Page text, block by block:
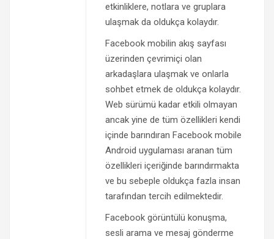
etkinliklere, notlara ve gruplara
ulaşmak da oldukça kolaydır.
Facebook mobilin akış sayfası
üzerinden çevrimiçi olan
arkadaşlara ulaşmak ve onlarla
sohbet etmek de oldukça kolaydır.
Web sürümü kadar etkili olmayan
ancak yine de tüm özellikleri kendi
içinde barındıran Facebook mobile
Android uygulaması aranan tüm
özellikleri içeriğinde barındırmakta
ve bu sebeple oldukça fazla insan
tarafından tercih edilmektedir.
Facebook görüntülü konuşma,
sesli arama ve mesaj gönderme